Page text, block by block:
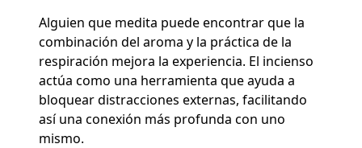
Alguien que medita puede encontrar que la
combinación del aroma y la práctica de la
respiración mejora la experiencia. El incienso
actúa como una herramienta que ayuda a
bloquear distracciones externas, facilitando
así una conexión más profunda con uno
mismo.